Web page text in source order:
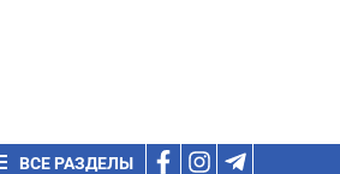
ВСЕ РАЗДЕЛЫ